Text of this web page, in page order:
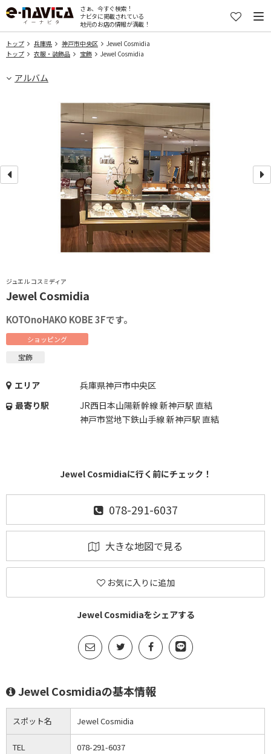
さぁ、今すぐ検索！
ナビタに掲載されている
地元のお店の情報が満載！
トップ 兵庫県 神戸市中央区
Jewel Cosmidia
トップ
衣服・装飾品 宝飾 Jewel Cosmidia
アルバム
ジュエル コスミディア
Jewel Cosmidia
KOTOnoHAKO KOBE 3Fです。
ショッピング
宝飾
エリア
兵庫県神戸市中央区
最寄り駅
JR西日本山陽新幹線 新神戸駅 直結
神戸市営地下鉄山手線 新神戸駅 直結
Jewel Cosmidiaに行く前にチェック！
078-291-6037
大きな地図で見る
お気に入りに追加
Jewel Cosmidiaをシェアする
Jewel Cosmidiaの基本情報
スポット名 Jewel Cosmidia
TEL 078-291-6037